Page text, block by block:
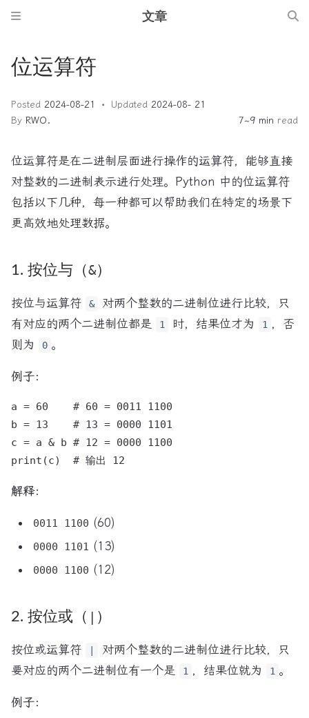
文章
位运算符
Posted 2024-08-21 Updated 2024-08- 21
By RWO. 7~9 min read
位运算符是在二进制层面进行操作的运算符，能够直接
对整数的二进制表示进行处理。Python 中的位运算符
包括以下几种，每一种都可以帮助我们在特定的场景下
更高效地处理数据。
1. 按位与（&）
按位与运算符 &
对两个整数的二进制位进行比较，只
有对应的两个二进制位都是
1 时，结果位才为 1 ，否
则为
0 。
例子：
a = 60    # 60 = 0011 1100
b = 13    # 13 = 0000 1101
c = a & b # 12 = 0000 1100
解释：
0011 1100 (60)
0000 1101 (13)
0000 1100 (12)
2. 按位或（ | ）
按位或运算符
对两个整数的二进制位进行比较，只
要对应的两个二进制位有一个是
1 ，结果位就为 1 。
例子：